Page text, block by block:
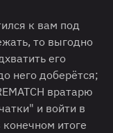
к вам под
то выгодно
его
него доберётся;
вратарю
и войти в
итоге